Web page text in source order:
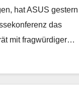
hat ASUS gestern
das
mit fragwürdiger…